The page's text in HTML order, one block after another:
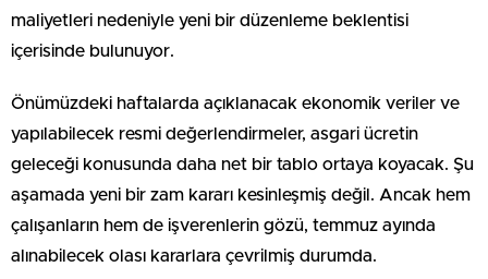
maliyetleri nedeniyle yeni bir düzenleme beklentisi
içerisinde bulunuyor.
Önümüzdeki haftalarda açıklanacak ekonomik veriler ve
yapılabilecek resmi değerlendirmeler, asgari ücretin
geleceği konusunda daha net bir tablo ortaya koyacak. Şu
aşamada yeni bir zam kararı kesinleşmiş değil. Ancak hem
çalışanların hem de işverenlerin gözü, temmuz ayında
alınabilecek olası kararlara çevrilmiş durumda.